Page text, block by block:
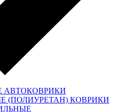
АВТОКОВРИКИ
(ПОЛИУРЕТАН) КОВРИКИ